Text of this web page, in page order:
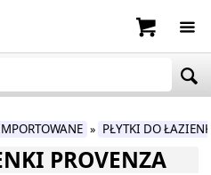
» PŁYTKI DO
PROVENZA